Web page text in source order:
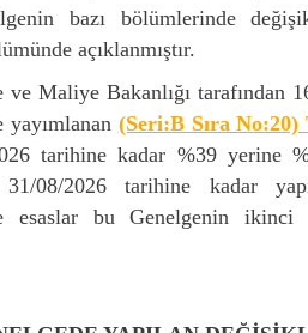
bazı bölümlerinde
açıklanmıştır.
Maliye Bakanlığı tarafından
yayımlanan (Seri:B Sıra
tarihine kadar %39 yerine
08/2026 tarihine kadar
esaslar bu Genelgenin ikinci